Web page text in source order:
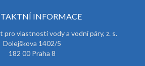
INFORMACE
pro vlastnosti vody a vodní páry, z. s.
Dolejškova 1402/5
182 00 Praha 8